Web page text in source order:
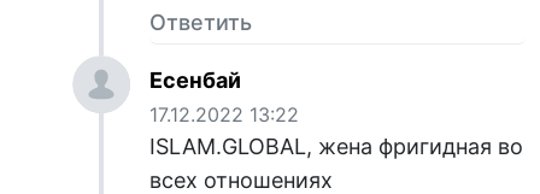
Ответить
Есенбай
17.12.2022 13:22
ISLAM.GLOBAL, жена фригидная во
всех отношениях